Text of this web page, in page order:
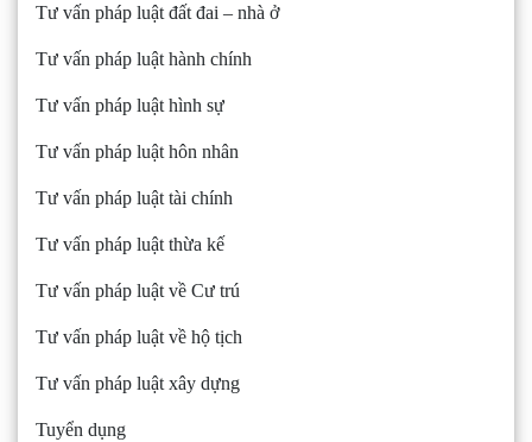
Tư vấn pháp luật đất đai – nhà ở
Tư vấn pháp luật hành chính
Tư vấn pháp luật hình sự
Tư vấn pháp luật hôn nhân
Tư vấn pháp luật tài chính
Tư vấn pháp luật thừa kế
Tư vấn pháp luật về Cư trú
Tư vấn pháp luật về hộ tịch
Tư vấn pháp luật xây dựng
Tuyển dụng